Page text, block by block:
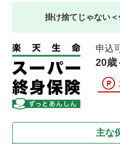
掛け捨てじゃない
申込
20歳
主な